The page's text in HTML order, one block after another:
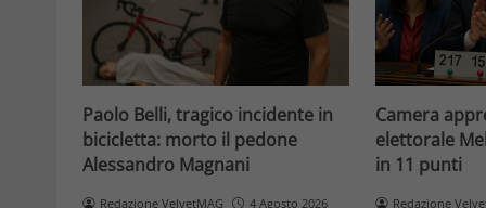
Paolo Belli, tragico incidente in
bicicletta: morto il pedone
Alessandro Magnani
Redazione VelvetMAG 4 Agosto 2026
Camera
elettorale
in 11 punti
Redazione